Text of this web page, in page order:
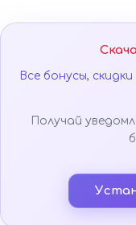
Все бонусы,
Получай